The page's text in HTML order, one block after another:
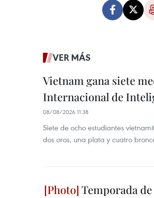
VER MÁS
Vietnam gana siete
Internacional de
08/08/2026 11:38
Siete de ocho estudiantes
dos oros, una plata y cuatro
Temporada